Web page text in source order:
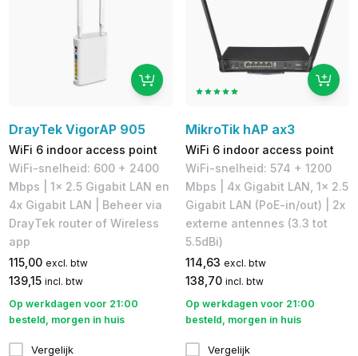
DrayTek VigorAP 905
WiFi 6 indoor access point
WiFi-snelheid: 600 + 2400
Mbps | 1x 2.5 Gigabit LAN en
4x Gigabit LAN | Beheer via
DrayTek router of Wireless
app
115,00 excl. btw
139,15 incl. btw
Op werkdagen voor 21:00
besteld, morgen in huis
Vergelijk
MikroTik hAP ax3
WiFi 6 indoor access point
WiFi-snelheid: 574 + 1200
Mbps | 4x Gigabit LAN, 1x 2.5
Gigabit LAN (PoE-in/out) | 2x
externe antennes (3.3 tot
5.5dBi)
114,63 excl. btw
138,70 incl. btw
Op werkdagen voor 21:00
besteld, morgen in huis
Vergelijk